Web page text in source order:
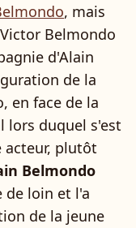
, mais
Belmondo
d'Alain
de la
en face de la
lors duquel s'est
plutôt
Belmondo
de loin et l'a
de la jeune